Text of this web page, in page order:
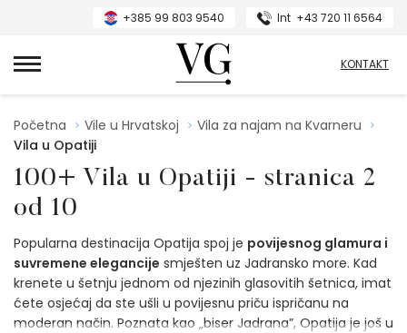
+385 99 803 9540 Int +43 720 11 6564
VillasGuide
KONTAKT
Početna Vile u Hrvatskoj
Vila za najam na Kvarneru
Vila u Opatiji
100+ Vila u Opatiji - stranica 2
od 10
Popularna destinacija Opatija spoj je povijesnog glamura i
suvremene elegancije smješten uz Jadransko more. Kad
krenete u šetnju jednom od njezinih glasovitih šetnica, imat
ćete osjećaj da ste ušli u povijesnu priču ispričanu na
moderan način. Poznata kao „biser Jadrana”, Opatija je još u